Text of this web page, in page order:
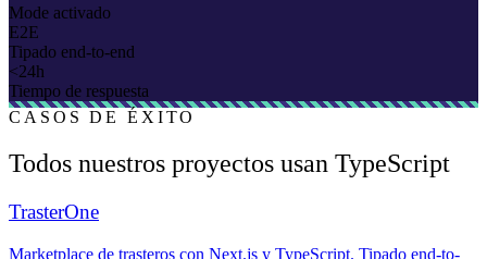
Mode activado
E2E
Tipado end-to-end
<24h
Tiempo de respuesta
CASOS DE ÉXITO
Todos nuestros proyectos usan TypeScript
TrasterOne
Marketplace de trasteros con Next.js y TypeScript. Tipado end-to-